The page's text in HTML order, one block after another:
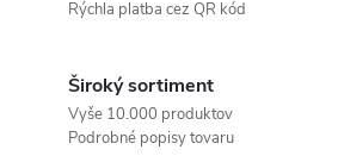
Rýchla platba cez QR kód
Široký sortiment
Vyše 10.000 produktov
Podrobné popisy tovaru